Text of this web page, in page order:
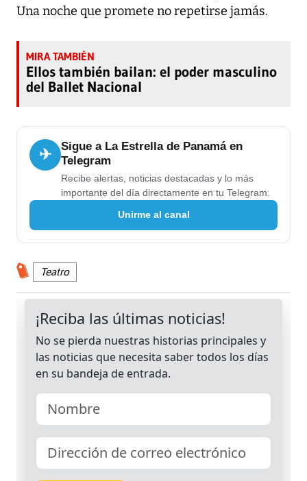
Una noche que promete no repetirse jamás.
Ellos también bailan: el poder masculino
del Ballet Nacional
✈
Sigue a La Estrella de Panamá en
Telegram
Recibe alertas, noticias destacadas y lo más
importante del día directamente en tu Telegram.
Unirme al canal
Teatro